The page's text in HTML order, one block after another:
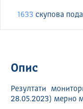
1633 скуповa
Опис
Резултати
28.05.2023) мерно